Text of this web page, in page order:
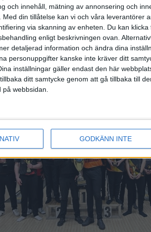
och innehåll, mätning av annonsering och
Med din tillåtelse kan vi och våra leverantörer
via skanning av enheten. Du kan
enligt beskrivningen ovan.
detaljerad information och ändra dina
personuppgifter kanske inte kräver ditt
inställningar gäller endast den här
ditt samtycke genom att gå tillbaka till
på webbsidan.
GODKÄNN INTE
hade 425 på sina två serier i sista
var det dock Tegnér som drog det
Tegnér tog därmed hem bucklan